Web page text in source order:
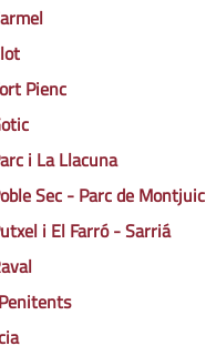
Pienc
i La Llacuna
Sec - Parc de Montjuic
i El Farró - Sarriá